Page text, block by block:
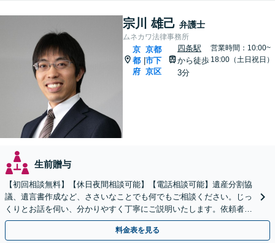
宗川 雄己 弁護士
ムネカワ法律事務所
京
都
府
京都
市下
京区
四条駅
から徒歩
3分
営業時間：10:00~
18:00（土日祝日）
生前贈与
【初回相談無料】【休日夜間相談可能】【電話相談可能】遺産分割協
議、遺言書作成など、ささいなことでも何でもご相談ください。じっ
くりとお話を伺い、分かりやすく丁寧にご説明いたします。依頼者の
方の利益を最大化するために尽力いたします。
料金表を見る